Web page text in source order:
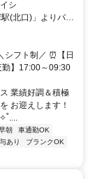
シ
(北口)」よりバス
・自転車通勤Ｏ
シフト制／ ⏰【日
】17:00～09:30
業績好調＆積極
お迎えします！
朝
車通勤OK
あり
ブランクOK